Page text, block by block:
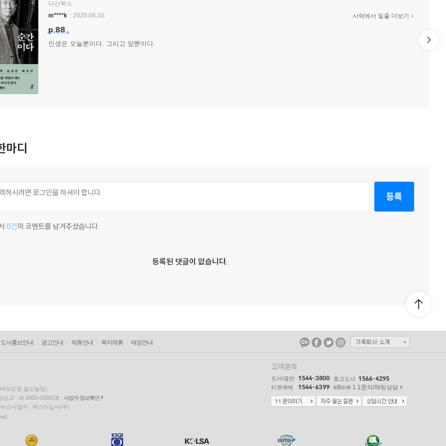
다산북스
m****k
2025.08.10.
p.88
인생은 오늘뿐이다. 그리고 앞뿐이다.
사락에서 밑줄 더보기
마디
등록
0건의 코멘트를 남겨주셨습니다.
등록된 댓글이 없습니다.
도서홍보안내 광고안내 제휴안내 복지제휴 매장안내
의도동,일신빌딩)
고 : 제 2005-02682호
사업자 정보확인
스사업자 : 예스이십사(주)
고객문의
도서/음반 1544-3800 중고도서 1566-4295
티켓예매 1544-6399 eBook 1:1문의/채팅상담